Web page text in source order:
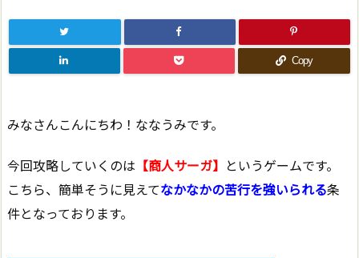
Copy
みなさんこんにちわ！ななうみです。
今回攻略していくのは 【商人サーガ】 というゲームです。
こちら、簡単そうに見えてなかなかの苦行を強いられる条
件となっております。